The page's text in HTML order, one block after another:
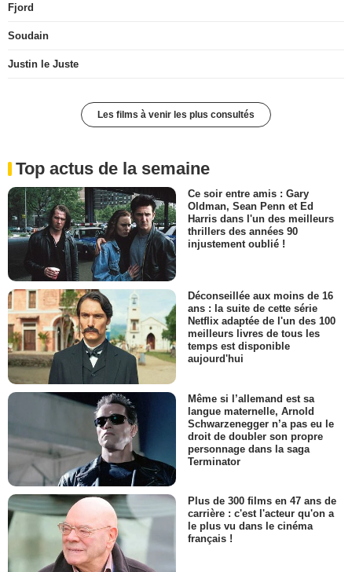
Fjord
Soudain
Justin le Juste
Les films à venir les plus consultés
Top actus de la semaine
Ce soir entre amis : Gary
Oldman, Sean Penn et Ed
Harris dans l'un des meilleurs
thrillers des années 90
injustement oublié !
Déconseillée aux moins de 16
ans : la suite de cette série
Netflix adaptée de l'un des 100
meilleurs livres de tous les
temps est disponible
aujourd'hui
Même si l’allemand est sa
langue maternelle, Arnold
Schwarzenegger n’a pas eu le
droit de doubler son propre
personnage dans la saga
Terminator
Plus de 300 films en 47 ans de
carrière : c'est l'acteur qu'on a
le plus vu dans le cinéma
français !